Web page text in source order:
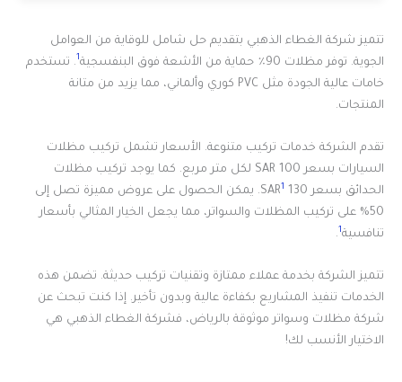
تتميز شركة الغطاء الذهبي بتقديم حل شامل للوقاية من العوامل
الجوية. توفر مظلات 90٪ حماية من الأشعة فوق البنفسجية
1. تستخدم
خامات عالية الجودة مثل PVC كوري وألماني، مما يزيد من متانة
المنتجات.
تقدم الشركة خدمات تركيب متنوعة. الأسعار تشمل تركيب مظلات
السيارات بسعر 100 SAR لكل متر مربع. كما يوجد تركيب مظلات
الحدائق بسعر 130 SAR
1
. يمكن الحصول على عروض مميزة تصل إلى
50% على تركيب المظلات والسواتر، مما يجعل الخيار المثالي بأسعار
تنافسية1
.
تتميز الشركة بخدمة عملاء ممتازة وتقنيات تركيب حديثة. تضمن هذه
الخدمات تنفيذ المشاريع بكفاءة عالية وبدون تأخير. إذا كنت تبحث عن
شركة مظلات وسواتر موثوقة بالرياض، فشركة الغطاء الذهبي هي
الاختيار الأنسب لك!